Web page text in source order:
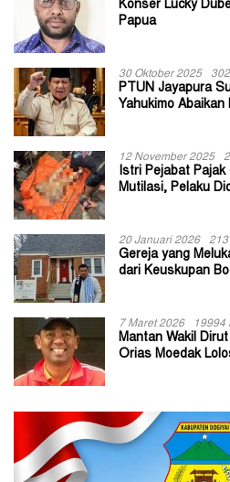
Konser Lucky
Papua
30 Oktober 2025
PTUN Jayapura
Yahukimo
12 November 2025
Istri Pejabat
Mutilasi, Pelaku
20 Januari 2026
Gereja yang
dari Keuskupan
7 Maret 2026 19994
Mantan Wakil
Orias Moedak